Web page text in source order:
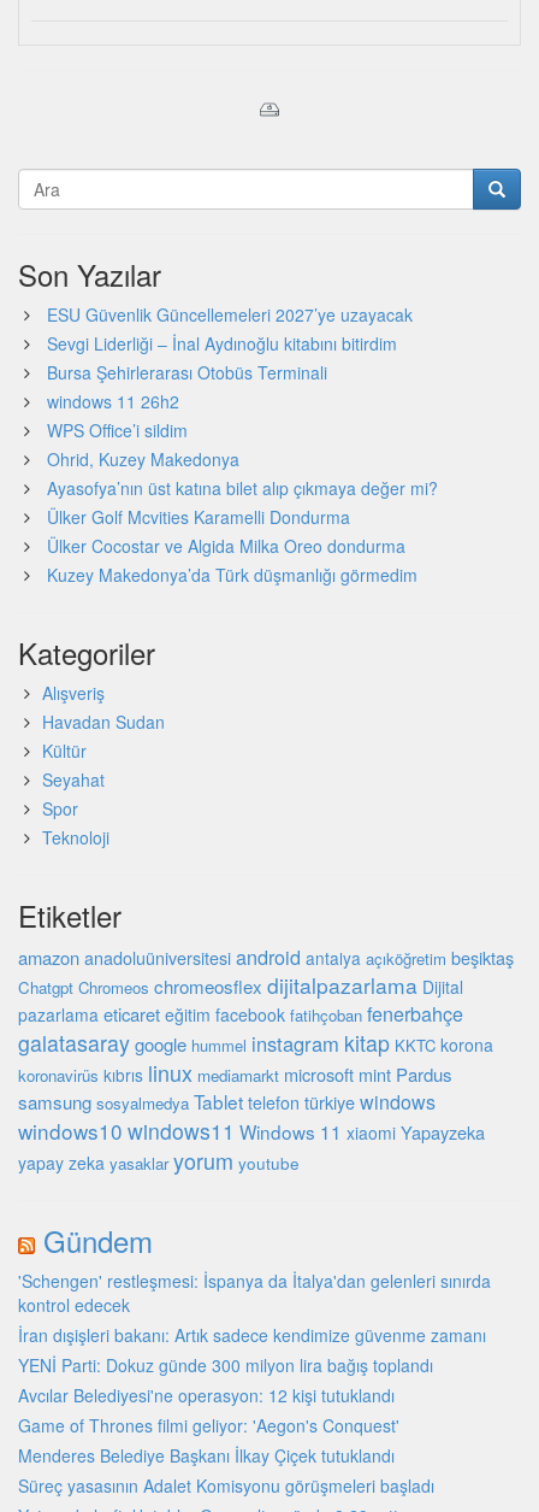
Son Yazılar
ESU Güvenlik Güncellemeleri 2027’ye uzayacak
Sevgi Liderliği – İnal Aydınoğlu kitabını bitirdim
Bursa Şehirlerarası Otobüs Terminali
windows 11 26h2
WPS Office’i sildim
Ohrid, Kuzey Makedonya
Ayasofya’nın üst katına bilet alıp çıkmaya değer mi?
Ülker Golf Mcvities Karamelli Dondurma
Ülker Cocostar ve Algida Milka Oreo dondurma
Kuzey Makedonya’da Türk düşmanlığı görmedim
Kategoriler
Alışveriş
Havadan Sudan
Kültür
Seyahat
Spor
Teknoloji
Etiketler
amazon anadoluüniversitesi android antalya açıköğretim beşiktaş
Chatgpt Chromeos chromeosflex dijitalpazarlama Dijital
pazarlama eticaret eğitim facebook fatihçoban fenerbahçe
galatasaraygoogle hummel instagram kitap KKTC korona
koronavirüs kıbrıs linux mediamarkt microsoft mint Pardus
samsung sosyalmedya Tablet telefon türkiyewindows
windows10 windows11 Windows 11 xiaomi Yapayzeka
yapay zeka yasaklar yorum youtube
Gündem
'Schengen' restleşmesi: İspanya da İtalya'dan gelenleri sınırda
kontrol edecek
İran dışişleri bakanı: Artık sadece kendimize güvenme zamanı
YENİ Parti: Dokuz günde 300 milyon lira bağış toplandı
Avcılar Belediyesi'ne operasyon: 12 kişi tutuklandı
Game of Thrones filmi geliyor: 'Aegon's Conquest'
Menderes Belediye Başkanı İlkay Çiçek tutuklandı
Süreç yasasının Adalet Komisyonu görüşmeleri başladı